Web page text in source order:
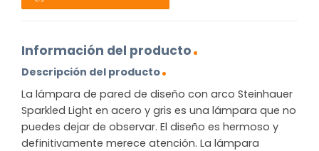
Información del producto
Descripción del producto
La lámpara de pared de diseño con arco Steinhauer
Sparkled Light en acero y gris es una lámpara que no
puedes dejar de observar. El diseño es hermoso y
definitivamente merece atención. La lámpara